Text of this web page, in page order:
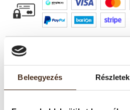
Beleegyezés Részletek
TERMÉKLEÍRÁS